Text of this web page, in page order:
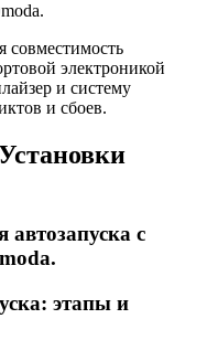
совместимость
электроникой
и систему
и сбоев.
автозапуска с
этапы и